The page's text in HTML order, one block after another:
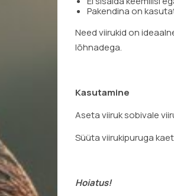
Pakendina on
Need viirukid on
lõhnadega.
Kasutamine
Aseta viiruk sobivale
Süüta viirukipuruga
Hoiatus!